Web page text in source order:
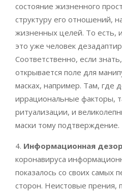
состояние жизненного
структуру его отношений,
жизненных целей. То есть,
это уже человек
Соответственно, если
открывается поле для
масках, например. Там, где
иррациональные факторы,
ритуализации, и
маски тому подтверждение.
4. Информационная
коронавируса
показалось со своих самых
сторон. Неистовые прения,